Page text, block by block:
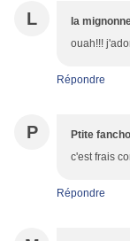
L la
ouah!!!
Répondre
P Ptite
c'est frais
Répondre